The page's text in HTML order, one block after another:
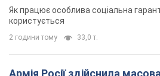
Російська армія обстріляла
багатоповерхівки в Харкові:
постраждалих
Ворог навмисно обстрілює житлові
годину тому 1,3 т.